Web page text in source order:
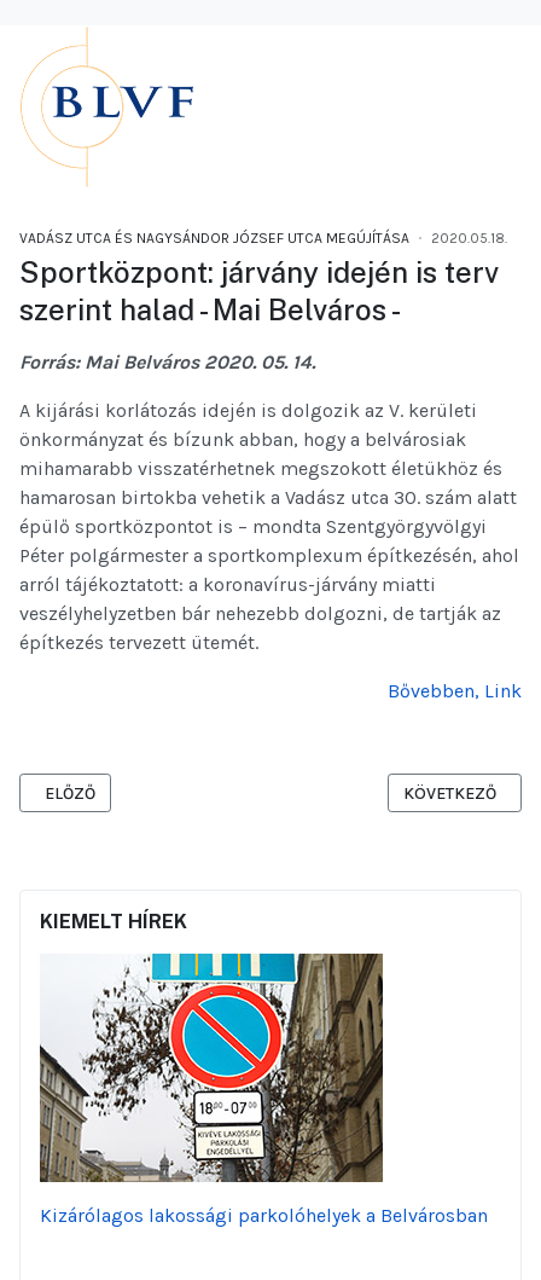
VADÁSZ UTCA ÉS NAGYSÁNDOR JÓZSEF UTCA MEGÚJÍTÁSA 2020.05.18.
Sportközpont: járvány idején is terv
szerint halad - Mai Belváros -
Forrás: Mai Belváros 2020. 05. 14.
A kijárási korlátozás idején is dolgozik az V. kerületi
önkormányzat és bízunk abban, hogy a belvárosiak
mihamarabb visszatérhetnek megszokott életükhöz és
hamarosan birtokba vehetik a Vadász utca 30. szám alatt
épülő sportközpontot is – mondta Szentgyörgyvölgyi
Péter polgármester a sportkomplexum építkezésén, ahol
arról tájékoztatott: a koronavírus-járvány miatti
veszélyhelyzetben bár nehezebb dolgozni, de tartják az
építkezés tervezett ütemét.
Bővebben, Link
ELŐZŐ CIKK: FASORRAL ÚJUL MEG A VADÁSZ UTCA ÉS KÖRNYÉKE
ELŐZŐ KÖVETKEZŐ
KÖVETKEZŐ
KIEMELT HÍREK
Kizárólagos lakossági parkolóhelyek a Belvárosban